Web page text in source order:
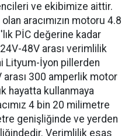
ve ekibimize aittir.
aracımızın motoru 4.8
PİC değerine kadar
48V arası verimlilik
Lityum-İyon pillerden
arası 300 amperlik motor
hayatta kullanmaya
4 bin 20 milimetre
genişliğinde ve yerden
Verimlilik esas